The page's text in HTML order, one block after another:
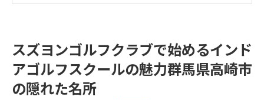
ス
静かな環境で集中力を高める
予約不要で気軽に利用可能
スズヨンゴルフクラブで始めるインド
アゴルフスクールの魅力群馬県高崎市
の隠れた名所